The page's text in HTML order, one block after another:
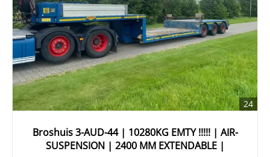
24
Broshuis 3-AUD-44 | 10280KG EMTY !!!!! | AIR-
SUSPENSION | 2400 MM EXTENDABLE |